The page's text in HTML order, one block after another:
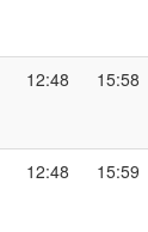
12:48 15:58
12:48 15:59